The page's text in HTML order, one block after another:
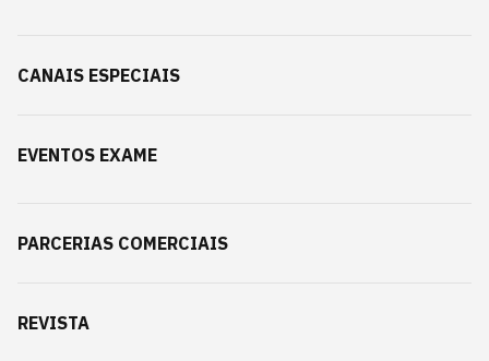
CANAIS ESPECIAIS
EVENTOS EXAME
PARCERIAS COMERCIAIS
REVISTA